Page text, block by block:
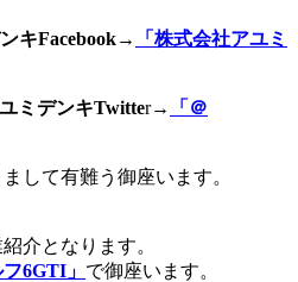
キFacebook→
「株式会社アユミ
ミデンキTwitter→
「＠
して有難う御座います。
介となります。
6GTI」 で御座います。